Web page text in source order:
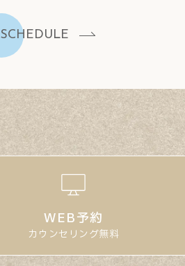
SCHEDULE
WEB予約
カウンセリング無料